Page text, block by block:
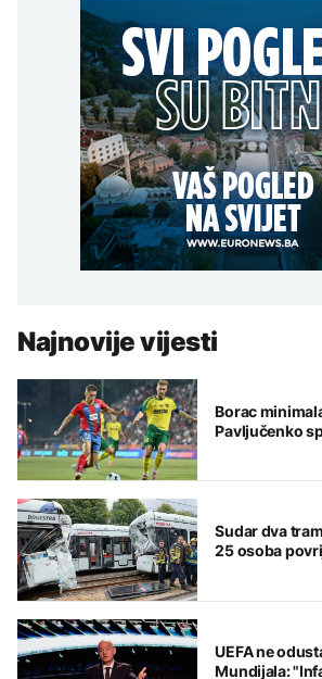
Najnovije vijesti
Borac
Pavljučenko
Sudar dva
25 osoba
UEFA ne
Mundijala: